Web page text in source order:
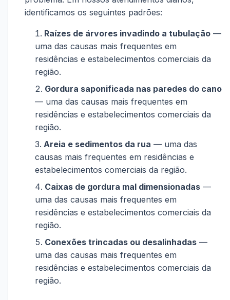
identificamos os seguintes padrões:
Raízes de árvores invadindo a tubulação —
uma das causas mais frequentes em
residências e estabelecimentos comerciais da
região.
Gordura saponificada nas paredes do cano
— uma das causas mais frequentes em
residências e estabelecimentos comerciais da
região.
Areia e sedimentos da rua — uma das
causas mais frequentes em residências e
estabelecimentos comerciais da região.
Caixas de gordura mal dimensionadas —
uma das causas mais frequentes em
residências e estabelecimentos comerciais da
região.
Conexões trincadas ou desalinhadas —
uma das causas mais frequentes em
residências e estabelecimentos comerciais da
região.